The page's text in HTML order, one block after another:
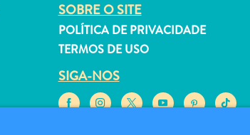
SOBRE O SITE
POLÍTICA DE PRIVACIDADE
TERMOS DE USO
SIGA-NOS